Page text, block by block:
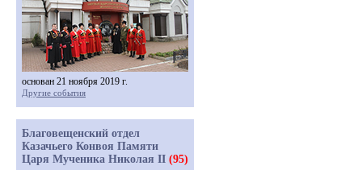
основан 21 ноября 2019 г.
Другие события
Благовещенский отдел
Казачьего Конвоя Памяти
Царя Мученика Николая II (95)